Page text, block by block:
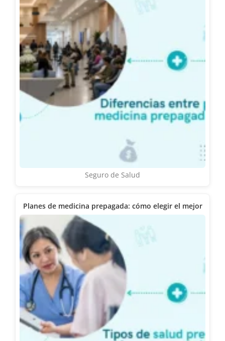
Seguro de Salud
Planes de medicina prepagada: cómo elegir el mejor